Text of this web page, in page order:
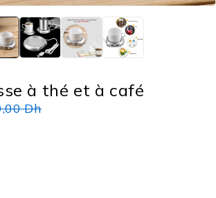
à thé et à café
Dh